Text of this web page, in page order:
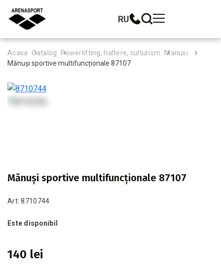
RU
Acasa Catalog Powerlifting, haltere, culturism
Manusi
Mănuși sportive multifuncționale 87107
Mănuși sportive multifuncționale 87107
Art. 8710744
Este disponibil
140 lei